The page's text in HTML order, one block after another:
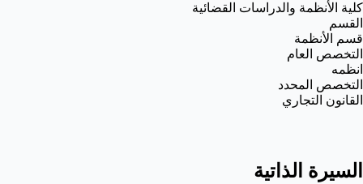
كلية الأنظمة والدراسات القضائية
القسم
قسم الأنظمة
التخصص العام
انظمه
التخصص المحدد
القانون التجاري
السيرة الذاتية